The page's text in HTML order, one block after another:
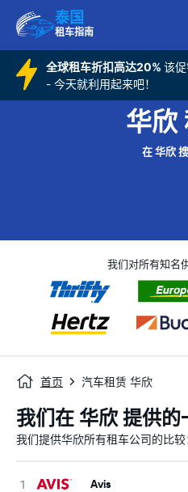
泰国
租车指南
全球租车折扣高达20% 该
- 今天就利用起来吧！
华欣
在 华欣
我们对所有知名
首页 汽车租赁 华欣
我们在 华欣 提供
我们提供华欣所有租车公司的比较
Avis